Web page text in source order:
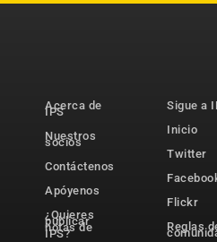
Acerca de
IPS
Nuestros
socios
Contáctenos
Apóyenos
¿Quieres
publicar
notas de
IPS?
Sigue a
Inicio
Twitter
Flickr
Reglas